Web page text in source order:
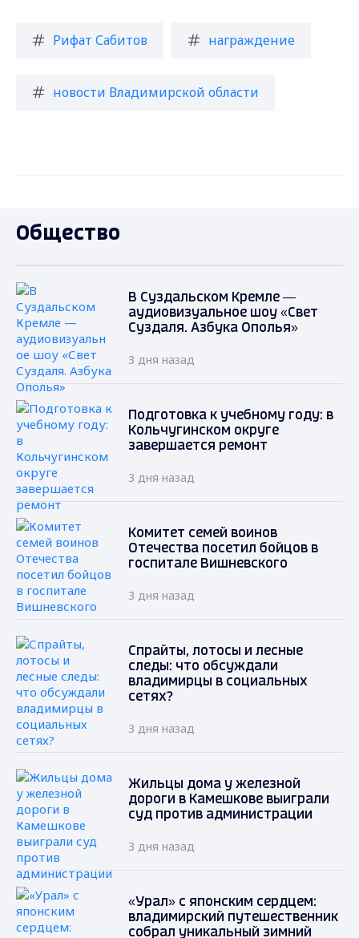
Рифат Сабитов награждение
новости Владимирской области
Общество
В Суздальском Кремле —
аудиовизуальное шоу «Свет
Суздаля. Азбука Ополья»
3 дня назад
Подготовка к учебному году: в
Кольчугинском округе
завершается ремонт
3 дня назад
Комитет семей воинов
Отечества посетил бойцов в
госпитале Вишневского
3 дня назад
Спрайты, лотосы и лесные
следы: что обсуждали
владимирцы в социальных
сетях?
3 дня назад
Жильцы дома у железной
дороги в Камешкове выиграли
суд против администрации
3 дня назад
«Урал» с японским сердцем:
владимирский путешественник
собрал уникальный зимний